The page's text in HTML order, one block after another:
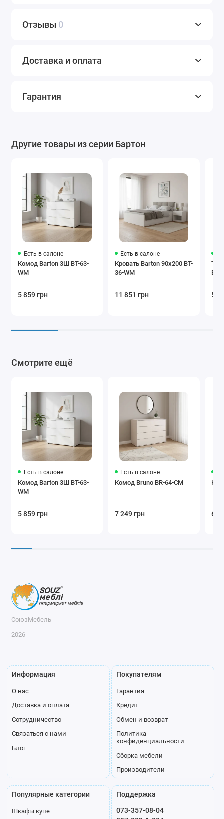
Отзывы 0
Доставка и оплата
Гарантия
Другие товары из серии Бартон
Есть в салоне
Комод Barton 3Ш BT-63-
WM
5 859 грн
Есть в салоне
Кровать Barton 90x200 BT-
36-WM
11 851 грн
BT-
5
Смотрите ещё
Есть в салоне
Комод Barton 3Ш BT-63-
WM
5 859 грн
Есть в салоне
Комод Bruno BR-64-CM
7 249 грн 6
СоюзМебель
2026
Информация
О нас
Доставка и оплата
Сотрудничество
Связаться с нами
Блог
Покупателям
Гарантия
Кредит
Обмен и возврат
Политика
конфиденциальности
Сборка мебели
Производители
Популярные категории
Шкафы купе
Поддержка
073-357-08-04